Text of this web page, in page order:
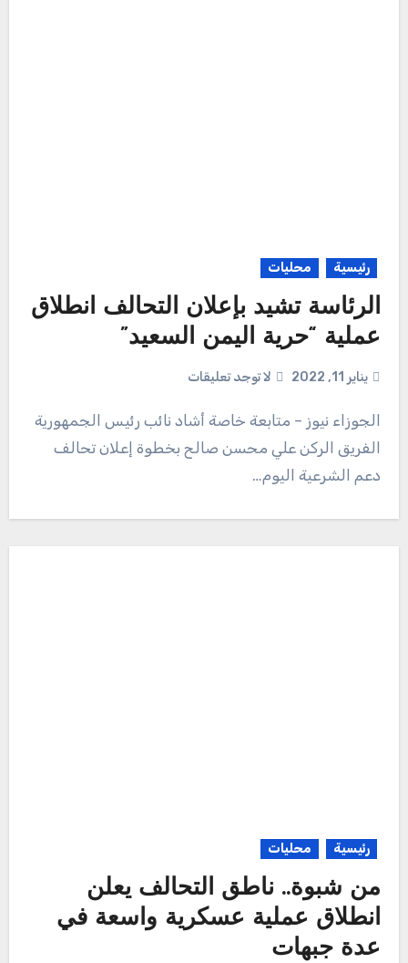
رئيسية محليات
الرئاسة تشيد بإعلان التحالف انطلاق
عملية “حرية اليمن السعيد”
يناير 11, 2022 لا توجد تعليقات
الجوزاء نيوز – متابعة خاصة أشاد نائب رئيس الجمهورية
الفريق الركن علي محسن صالح بخطوة إعلان تحالف
دعم الشرعية اليوم…
رئيسية محليات
من شبوة.. ناطق التحالف يعلن
انطلاق عملية عسكرية واسعة في
عدة جبهات